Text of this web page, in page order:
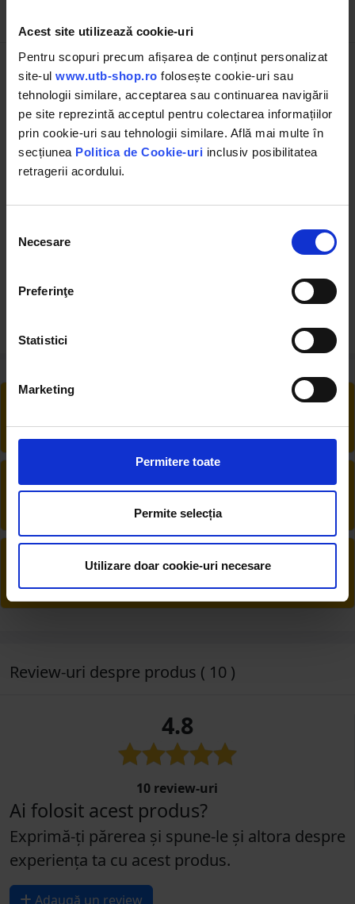
Acest site utilizează cookie-uri
Pentru scopuri precum afișarea de conținut personalizat
site-ul www.utb-shop.ro folosește cookie-uri sau
tehnologii similare, acceptarea sau continuarea navigării
pe site reprezintă acceptul pentru colectarea informațiilor
prin cookie-uri sau tehnologii similare. Află mai multe în
secțiunea Politica de Cookie-uri inclusiv posibilitatea
retragerii acordului.
consimțământului
Necesare
Preferinţe
Statistici
Marketing
Permitere toate
Permite selecția
Utilizare doar cookie-uri necesare
Disc debitat inox Breckner Germay
Diametru exterior
115 mm
Diametru interior
22.23 mm
Grosime
Forma
T41
Utilizare
produsele de care ai nevoie fără griji
La livrare, verifici produsele împreună cu
șoferul înainte de a face plata
Livrăm rapid, avem toate produsele în
depozitul nostru din Arad
Review-uri despre produs ( 10 )
4.8
10 review-uri
Ai folosit acest produs?
Exprimă-ți părerea și spune-le și altora despre
experiența ta cu acest produs.
Adaugă un review